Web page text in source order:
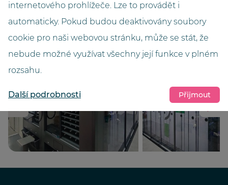
Barva
internetového prohlížeče. Lze to provádět i
automaticky. Pokud budou deaktivovány soubory
cookie pro naši webovou stránku, může se stát, že
nebude možné využívat všechny její funkce v plném
rozsahu.
Další podrobnosti Přijmout